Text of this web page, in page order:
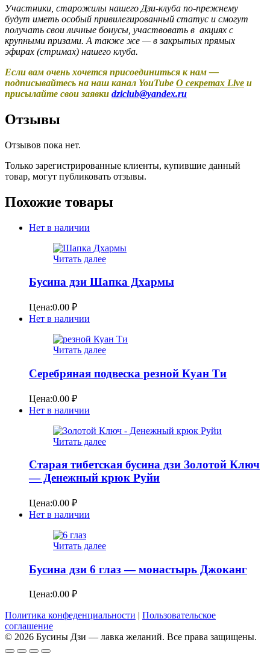
Участники, старожилы нашего Дзи-клуба по-прежнему
будут иметь особый привилегированный статус и смогут
получать свои личные бонусы, участвовать в акциях с
крупными призами. А также же — в закрытых прямых
эфирах (стримах) нашего клуба.
Если вам очень хочется присоединиться к нам —
подписывайтесь на наш канал YouTube О секретах Live и
присылайте свои заявки dziclub@yandex.ru
Отзывы
Отзывов пока нет.
Только зарегистрированные клиенты, купившие данный
товар, могут публиковать отзывы.
Похожие товары
Нет в наличии
Читать далее
Бусина дзи Шапка Дхармы
Цена:0.00 ₽
Нет в наличии
Читать далее
Серебряная подвеска резной Куан Ти
Цена:0.00 ₽
Нет в наличии
Читать далее
Старая тибетская бусина дзи Золотой Ключ
— Денежный крюк Руйи
Цена:0.00 ₽
Нет в наличии
Читать далее
Бусина дзи 6 глаз — монастырь Джоканг
Цена:0.00 ₽
Политика конфеденциальности | Пользовательское
соглашение
© 2026 Бусины Дзи — лавка желаний. Все права защищены.